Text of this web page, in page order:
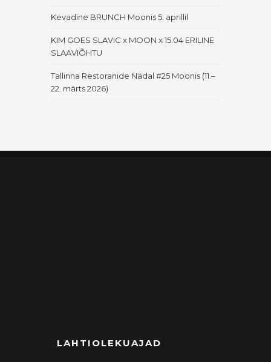
Kevadine BRUNCH Moonis 5. aprillil
KIM GOES SLAVIC x MOON x 15.04 ERILINE
SLAAVIÕHTU
Tallinna Restoranide Nädal #25 Moonis (11.–
22. märts 2026)
LAHTIOLEKUAJAD